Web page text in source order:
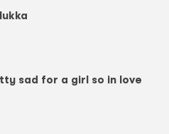
sad for a girl so in love